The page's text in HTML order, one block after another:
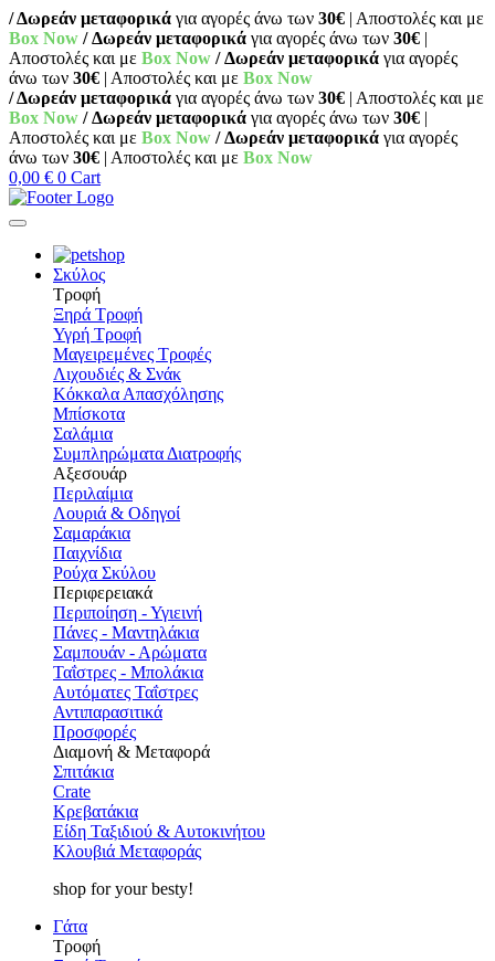
/ Δωρεάν μεταφορικά για αγορές άνω των 30€ | Αποστολές και με
Box Now / Δωρεάν μεταφορικά για αγορές άνω των 30€ |
Αποστολές και με Box Now / Δωρεάν μεταφορικά για αγορές
άνω των 30€ | Αποστολές και με Box Now
/ Δωρεάν μεταφορικά για αγορές άνω των 30€ | Αποστολές και με
Box Now / Δωρεάν μεταφορικά για αγορές άνω των 30€ |
Αποστολές και με Box Now / Δωρεάν μεταφορικά για αγορές
άνω των 30€ | Αποστολές και με Box Now
0,00 € 0 Cart
Σκύλος
Τροφή
Ξηρά Τροφή
Υγρή Τροφή
Μαγειρεμένες Τροφές
Λιχουδιές & Σνάκ
Κόκκαλα Απασχόλησης
Μπίσκοτα
Σαλάμια
Συμπληρώματα Διατροφής
Αξεσουάρ
Περιλαίμια
Λουριά & Οδηγοί
Σαμαράκια
Παιχνίδια
Ρούχα Σκύλου
Περιφερειακά
Περιποίηση - Υγιεινή
Πάνες - Μαντηλάκια
Σαμπουάν - Αρώματα
Ταΐστρες - Μπολάκια
Αυτόματες Ταΐστρες
Αντιπαρασιτικά
Προσφορές
Διαμονή & Μεταφορά
Σπιτάκια
Crate
Κρεβατάκια
Είδη Ταξιδιού & Αυτοκινήτου
Κλουβιά Μεταφοράς
shop for your besty!
Γάτα
Τροφή